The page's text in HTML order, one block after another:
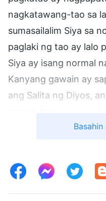
nagkatawang-tao sa
sumasailalim Siya sa
paglaki ng tao ay lalo
Siya ay isang normal
Kanyang gawain ay
ang Salita ng Diyos,
— Ang Salita, Vol. I.
Yamang